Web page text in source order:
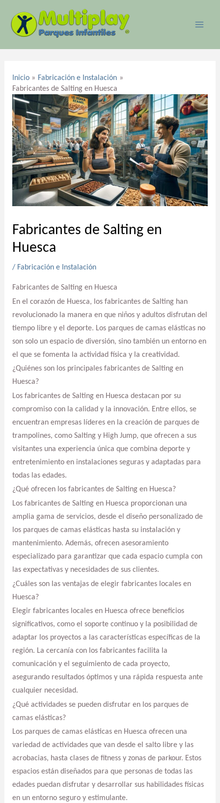
contenido
Inicio
Fabricación e Instalación
Fabricantes de Salting en Huesca
Fabricantes de Salting en
Huesca
/ Fabricación e Instalación
Fabricantes de Salting en Huesca
En el corazón de Huesca, los fabricantes de Salting han
revolucionado la manera en que niños y adultos disfrutan del
tiempo libre y el deporte. Los parques de camas elásticas no
son solo un espacio de diversión, sino también un entorno en
el que se fomenta la actividad física y la creatividad.
¿Quiénes son los principales fabricantes de Salting en
Huesca?
Los fabricantes de Salting en Huesca destacan por su
compromiso con la calidad y la innovación. Entre ellos, se
encuentran empresas líderes en la creación de parques de
trampolines, como Salting y High Jump, que ofrecen a sus
visitantes una experiencia única que combina deporte y
entretenimiento en instalaciones seguras y adaptadas para
todas las edades.
¿Qué ofrecen los fabricantes de Salting en Huesca?
Los fabricantes de Salting en Huesca proporcionan una
amplia gama de servicios, desde el diseño personalizado de
los parques de camas elásticas hasta su instalación y
mantenimiento. Además, ofrecen asesoramiento
especializado para garantizar que cada espacio cumpla con
las expectativas y necesidades de sus clientes.
¿Cuáles son las ventajas de elegir fabricantes locales en
Huesca?
Elegir fabricantes locales en Huesca ofrece beneficios
significativos, como el soporte continuo y la posibilidad de
adaptar los proyectos a las características específicas de la
región. La cercanía con los fabricantes facilita la
comunicación y el seguimiento de cada proyecto,
asegurando resultados óptimos y una rápida respuesta ante
cualquier necesidad.
¿Qué actividades se pueden disfrutar en los parques de
camas elásticas?
Los parques de camas elásticas en Huesca ofrecen una
variedad de actividades que van desde el salto libre y las
acrobacias, hasta clases de fitness y zonas de parkour. Estos
espacios están diseñados para que personas de todas las
edades puedan disfrutar y desarrollar sus habilidades físicas
en un entorno seguro y estimulante.
entradas